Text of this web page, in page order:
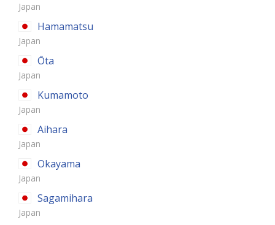
Japan
Hamamatsu
Japan
Ōta
Japan
Kumamoto
Japan
Aihara
Japan
Okayama
Japan
Sagamihara
Japan